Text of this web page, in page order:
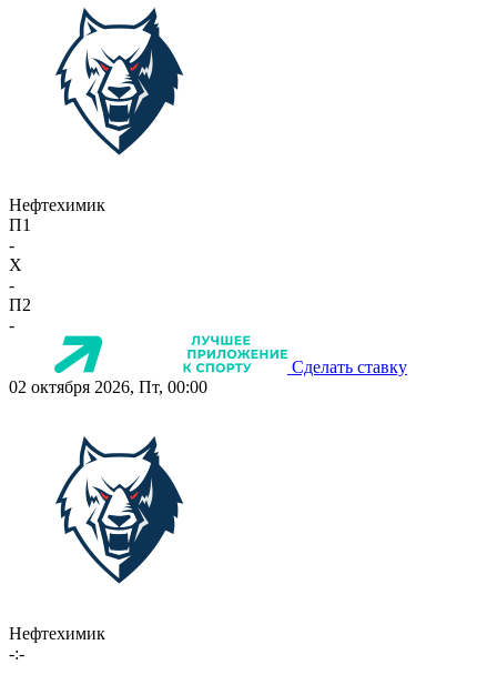
Нефтехимик
П1
-
X
-
П2
-
Сделать ставку
02 октября 2026, Пт, 00:00
Нефтехимик
-:-